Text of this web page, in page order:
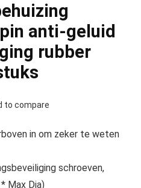
anti-geluid
rubber
to compare
in om zeker te weten
schroeven,
Max Dia)